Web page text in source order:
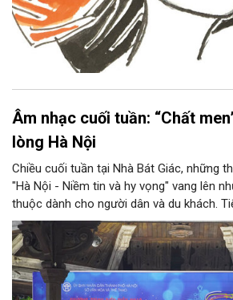
Âm nhạc cuối tuần: “Chất
lòng Hà Nội
Chiều cuối tuần tại Nhà Bát Giác, những
"Hà Nội - Niềm tin và hy vọng" vang lên
thuộc dành cho người dân và du khách.
điệu jazz kinh điển của thế giới lần lượt
diễn của NSƯT Quyền Văn Minh và các
Club, mở ra một không gian âm nhạc
trung tâm Thủ đô.